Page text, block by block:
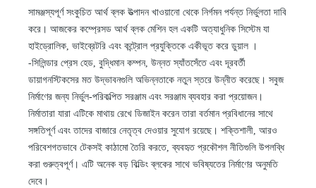
সামঞ্জস্যপূর্ণ সংকুচিত আর্থ ব্লক উত্পাদন খাওয়ানো থেকে নির্গমন পর্যন্ত নির্ভুলতা দাবি
করে। আজকের কম্প্রেসড আর্থ ব্লক মেশিন হল একটি অত্যাধুনিক সিস্টেম যা
হাইড্রোলিক, ভাইব্রেটরি এবং কন্ট্রোল প্রযুক্তিকে একীভূত করে ডুয়াল ।
-সিলিন্ডার প্রেস হেড, বুদ্ধিমান কম্পন, উন্নত স্যাঁতসেঁতে এবং দূরবর্তী
ডায়াগনস্টিকসের মত উদ্ভাবনগুলি অভিন্নতাকে নতুন স্তরে উন্নীত করেছে। সবুজ
নির্মাণের জন্য নির্ভুল-পরিকল্পিত সরঞ্জাম এবং সরঞ্জাম ব্যবহার করা প্রয়োজন।
নির্মাতারা যারা এটিকে মাথায় রেখে ডিজাইন করেন তারা বর্তমান প্রবিধানের সাথে
সঙ্গতিপূর্ণ এবং তাদের বাজারে নেতৃত্ব দেওয়ার সুযোগ রয়েছে। শক্তিশালী, আরও
পরিবেশগতভাবে টেকসই কাঠামো তৈরি করতে, ব্যবহৃত প্রকৌশল নীতিগুলি উপলব্ধি
করা গুরুত্বপূর্ণ। এটি অনেক বড় বিল্ডিং ব্লকের সাথে ভবিষ্যতের নির্মাণের অনুমতি
দেবে।